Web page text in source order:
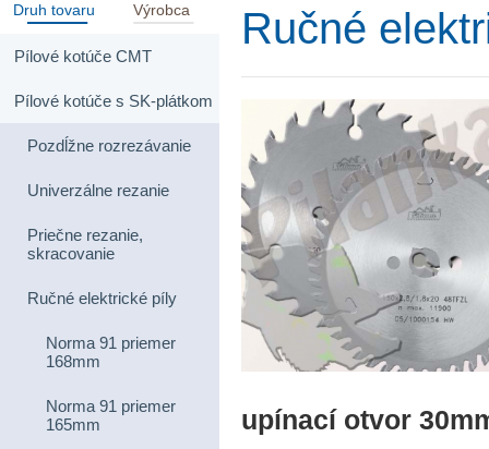
Druh tovaru Výrobca
Pílové kotúče CMT
Pílové kotúče s SK-plátkom
Pozdĺžne rozrezávanie
Univerzálne rezanie
Priečne rezanie,
skracovanie
Ručné elektrické píly
Norma 91 priemer
168mm
Norma 91 priemer
165mm
Ručné
upínací otvor